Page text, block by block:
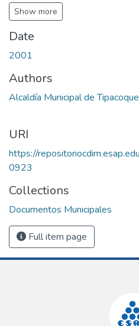
Show more
Date
2001
Authors
Alcaldía Municipal de
URI
https://
0923
Collections
Documentos Municipales
Full item page